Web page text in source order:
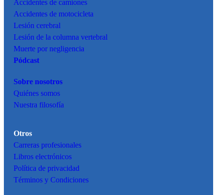
Accidentes de camiones
Accidentes de motocicleta
Lesión cerebral
Lesión de la columna vertebral
Muerte por negligencia
Pódcast
Sobre nosotros
Quiénes somos
Nuestra filosofía
Otros
Carreras profesionales
Libros electrónicos
Política de privacidad
Términos y Condiciones